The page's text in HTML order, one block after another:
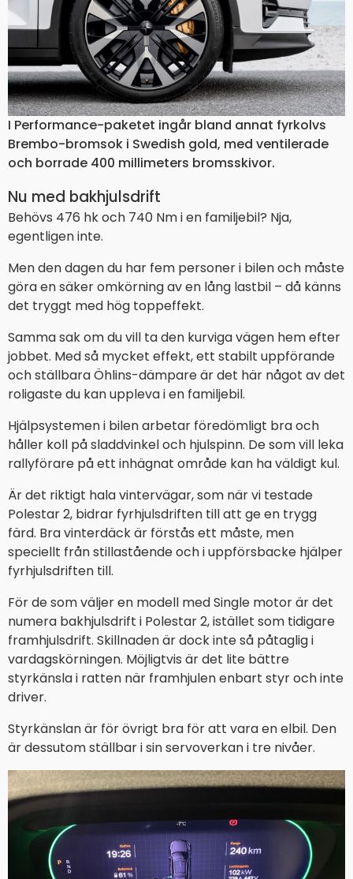
I Performance-paketet ingår bland annat fyrkolvs
Brembo-bromsok i Swedish gold, med ventilerade
och borrade 400 millimeters bromsskivor.
Nu med bakhjulsdrift
Behövs 476 hk och 740 Nm i en familjebil? Nja,
egentligen inte.
Men den dagen du har fem personer i bilen och måste
göra en säker omkörning av en lång lastbil – då känns
det tryggt med hög toppeffekt.
Samma sak om du vill ta den kurviga vägen hem efter
jobbet. Med så mycket effekt, ett stabilt uppförande
och ställbara Öhlins-dämpare är det här något av det
roligaste du kan uppleva i en familjebil.
Hjälpsystemen i bilen arbetar föredömligt bra och
håller koll på sladdvinkel och hjulspinn. De som vill leka
rallyförare på ett inhägnat område kan ha väldigt kul.
Är det riktigt hala vintervägar, som när vi testade
Polestar 2, bidrar fyrhjulsdriften till att ge en trygg
färd. Bra vinterdäck är förstås ett måste, men
speciellt från stillastående och i uppförsbacke hjälper
fyrhjulsdriften till.
För de som väljer en modell med Single motor är det
numera bakhjulsdrift i Polestar 2, istället som tidigare
framhjulsdrift. Skillnaden är dock inte så påtaglig i
vardagskörningen. Möjligtvis är det lite bättre
styrkänsla i ratten när framhjulen enbart styr och inte
driver.
Styrkänslan är för övrigt bra för att vara en elbil. Den
är dessutom ställbar i sin servoverkan i tre nivåer.